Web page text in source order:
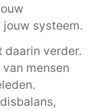
systeem.
daarin verder.
mensen